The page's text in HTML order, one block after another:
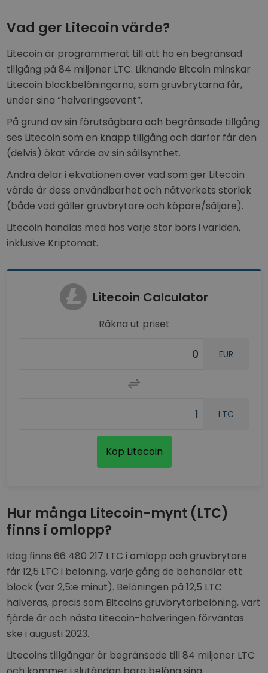
Vad ger Litecoin värde?
Litecoin är programmerat till att ha en begränsad
tillgång på 84 miljoner LTC. Liknande Bitcoin minskar
Litecoin blockbelöningarna, som gruvbrytarna får,
under sina ”halveringsevent”.
På grund av sin förutsägbara och begränsade tillgång
ses Litecoin som en knapp tillgång och därför får den
(delvis) ökat värde av sin sällsynthet.
Andra delar i ekvationen över vad som ger Litecoin
värde är dess användbarhet och nätverkets storlek
(både vad gäller gruvbrytare och köpare/säljare).
Litecoin handlas med hos varje stor börs i världen,
inklusive Kriptomat.
Litecoin Calculator
Räkna ut priset
EUR
LTC
Köp Litecoin
Hur många Litecoin-mynt (LTC)
finns i omlopp?
Idag finns 66 480 217 LTC i omlopp och gruvbrytare
får 12,5 LTC i belöning, varje gång de behandlar ett
block (var 2,5:e minut). Belöningen på 12,5 LTC
halveras, precis som Bitcoins gruvbrytarbelöning, vart
fjärde år och nästa Litecoin-halveringen förväntas
ske i augusti 2023.
Litecoins tillgångar är begränsade till 84 miljoner LTC